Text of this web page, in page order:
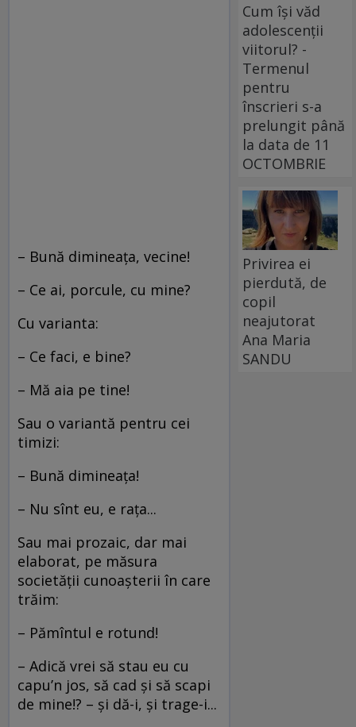
– Bună dimineaţa, vecine!
– Ce ai, porcule, cu mine?
Cu varianta:
– Ce faci, e bine?
– Mă aia pe tine!
Sau o variantă pentru cei
timizi:
– Bună dimineaţa!
– Nu sînt eu, e raţa...
Sau mai prozaic, dar mai
elaborat, pe măsura
societăţii cunoaşterii în care
trăim:
– Pămîntul e rotund!
– Adică vrei să stau eu cu
capu’n jos, să cad şi să scapi
de mine!? – şi dă-i, şi trage-i...
Cum își văd
adolescenții
viitorul? -
Termenul
pentru
înscrieri s-a
prelungit până
la data de 11
OCTOMBRIE
Privirea ei
pierdută, de
copil
neajutorat
Ana Maria
SANDU